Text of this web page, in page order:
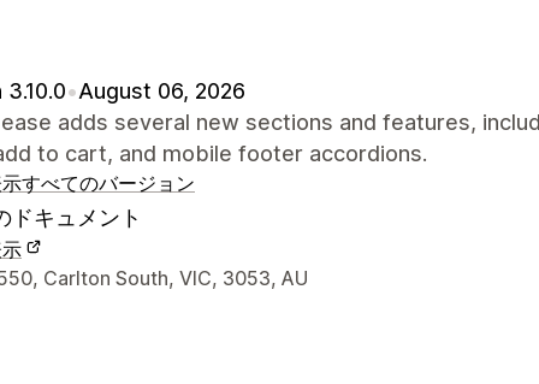
•August 06, 2026
adds several new sections and features,
to cart, and mobile footer accordions.
すべてのバージョン
ドキュメント
の連絡先情報
Carlton South, VIC, 3053, AU